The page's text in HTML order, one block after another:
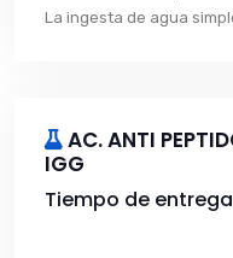
La ingesta de agua
AC. ANTI
IGG
Tiempo de